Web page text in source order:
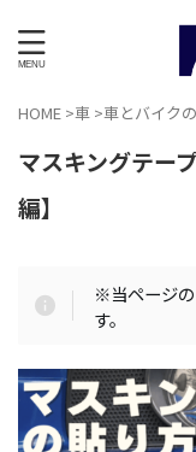
HOME >車 >車とバイク
マスキングテー
編】
※当ページ
す。